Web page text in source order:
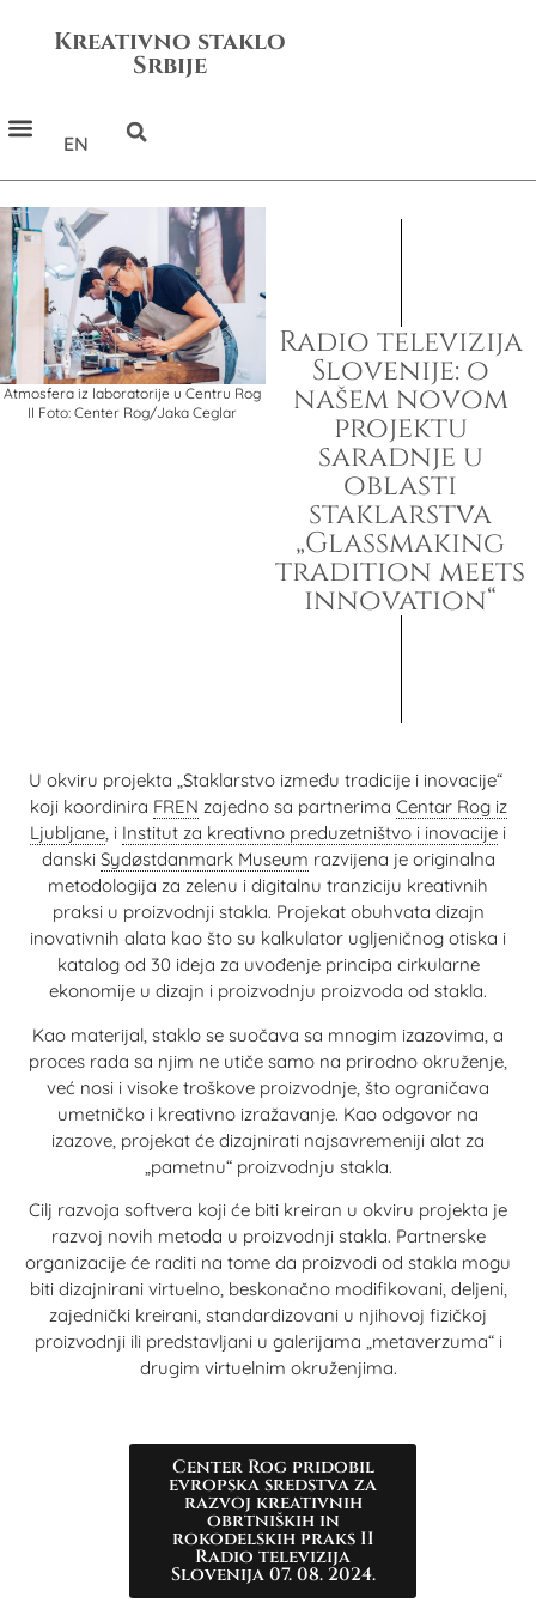
Kreativno staklo
Srbije
EN
Radio televizija
Slovenije: o
našem novom
projektu
saradnje u
oblasti
staklarstva
„Glassmaking
tradition meets
innovation“
Atmosfera iz laboratorije u Centru Rog
II Foto: Center Rog/Jaka Ceglar
U okviru projekta „Staklarstvo između tradicije i inovacije“
koji koordinira FREN zajedno sa partnerima Centar Rog iz
Ljubljane, i Institut za kreativno preduzetništvo i inovacije i
danski Sydøstdanmark Museum razvijena je originalna
metodologija za zelenu i digitalnu tranziciju kreativnih
praksi u proizvodnji stakla. Projekat obuhvata dizajn
inovativnih alata kao što su kalkulator ugljeničnog otiska i
katalog od 30 ideja za uvođenje principa cirkularne
ekonomije u dizajn i proizvodnju proizvoda od stakla.
Kao materijal, staklo se suočava sa mnogim izazovima, a
proces rada sa njim ne utiče samo na prirodno okruženje,
već nosi i visoke troškove proizvodnje, što ograničava
umetničko i kreativno izražavanje. Kao odgovor na
izazove, projekat će dizajnirati najsavremeniji alat za
„pametnu“ proizvodnju stakla.
Cilj razvoja softvera koji će biti kreiran u okviru projekta je
razvoj novih metoda u proizvodnji stakla. Partnerske
organizacije će raditi na tome da proizvodi od stakla mogu
biti dizajnirani virtuelno, beskonačno modifikovani, deljeni,
zajednički kreirani, standardizovani u njihovoj fizičkoj
proizvodnji ili predstavljani u galerijama „metaverzuma“ i
drugim virtuelnim okruženjima.
Center Rog pridobil
evropska sredstva za
razvoj kreativnih
obrtniških in
rokodelskih praks II
Radio televizija
Slovenija 07. 08. 2024.